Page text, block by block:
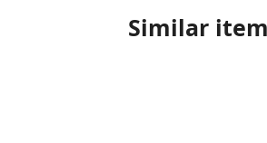
Similar